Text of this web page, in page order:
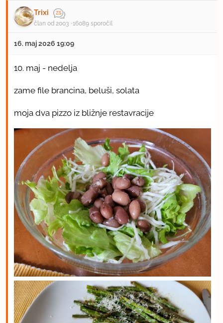
Trixi
član od 2003 16089 sporočil
16. maj 2026 19:09
10. maj - nedelja
zame file brancina, beluši, solata
moja dva pizzo iz bližnje restavracije